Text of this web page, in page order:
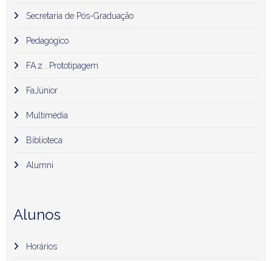
Secretaria de Pós-Graduação
Pedagógico
FA.z . Prototipagem
FaJúnior
Multimédia
Biblioteca
Alumni
Alunos
Horários